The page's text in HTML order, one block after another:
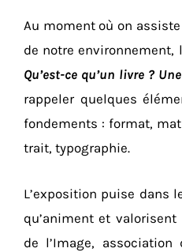
Au moment où on
de notre environnement,
Qu’est-ce qu’un livre ?
rappeler quelques
fondements : format,
trait, typographie.
L’exposition puise dans
qu’animent et
de l’Image,